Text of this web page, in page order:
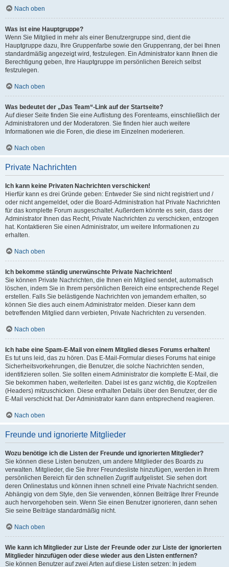
Nach oben
Was ist eine Hauptgruppe?
Wenn Sie Mitglied in mehr als einer Benutzergruppe sind, dient die
Hauptgruppe dazu, Ihre Gruppenfarbe sowie den Gruppenrang, der bei Ihnen
standardmäßig angezeigt wird, festzulegen. Ein Administrator kann Ihnen die
Berechtigung geben, Ihre Hauptgruppe im persönlichen Bereich selbst
festzulegen.
Nach oben
Was bedeutet der „Das Team“-Link auf der Startseite?
Auf dieser Seite finden Sie eine Auflistung des Forenteams, einschließlich der
Administratoren und der Moderatoren. Sie finden hier auch weitere
Informationen wie die Foren, die diese im Einzelnen moderieren.
Nach oben
Private Nachrichten
Ich kann keine Privaten Nachrichten verschicken!
Hierfür kann es drei Gründe geben: Entweder Sie sind nicht registriert und /
oder nicht angemeldet, oder die Board-Administration hat Private Nachrichten
für das komplette Forum ausgeschaltet. Außerdem könnte es sein, dass der
Administrator Ihnen das Recht, Private Nachrichten zu verschicken, entzogen
hat. Kontaktieren Sie einen Administrator, um weitere Informationen zu
erhalten.
Nach oben
Ich bekomme ständig unerwünschte Private Nachrichten!
Sie können Private Nachrichten, die Ihnen ein Mitglied sendet, automatisch
löschen, indem Sie in Ihrem persönlichen Bereich eine entsprechende Regel
erstellen. Falls Sie belästigende Nachrichten von jemandem erhalten, so
können Sie dies auch einem Administrator melden. Dieser kann dem
betreffenden Mitglied dann verbieten, Private Nachrichten zu versenden.
Nach oben
Ich habe eine Spam-E-Mail von einem Mitglied dieses Forums erhalten!
Es tut uns leid, das zu hören. Das E-Mail-Formular dieses Forums hat einige
Sicherheitsvorkehrungen, die Benutzer, die solche Nachrichten senden,
identifizieren sollen. Sie sollten einem Administrator die komplette E-Mail, die
Sie bekommen haben, weiterleiten. Dabei ist es ganz wichtig, die Kopfzeilen
(Headers) mitzuschicken. Diese enthalten Details über den Benutzer, der die
E-Mail verschickt hat. Der Administrator kann dann entsprechend reagieren.
Nach oben
Freunde und ignorierte Mitglieder
Wozu benötige ich die Listen der Freunde und ignorierten Mitglieder?
Sie können diese Listen benutzen, um andere Mitglieder des Boards zu
verwalten. Mitglieder, die Sie Ihrer Freundesliste hinzufügen, werden in Ihrem
persönlichen Bereich für den schnellen Zugriff aufgelistet. Sie sehen dort
deren Onlinestatus und können ihnen schnell eine Private Nachricht senden.
Abhängig von dem Style, den Sie verwenden, können Beiträge Ihrer Freunde
auch hervorgehoben sein. Wenn Sie einen Benutzer ignorieren, dann sehen
Sie seine Beiträge standardmäßig nicht.
Nach oben
Wie kann ich Mitglieder zur Liste der Freunde oder zur Liste der ignorierten
Mitglieder hinzufügen oder diese wieder aus den Listen entfernen?
Sie können Benutzer auf zwei Arten auf diese Listen setzen: In jedem